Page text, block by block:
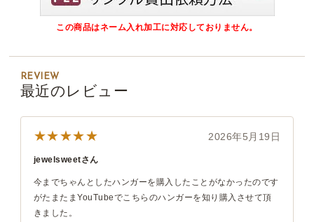
この商品はネーム入れ加工に対応しておりません。
REVIEW
最近のレビュー
★★★★★ 2026年5月19日
jewelsweetさん
今までちゃんとしたハンガーを購入したことがなかったのです
がたまたまYouTubeでこちらのハンガーを知り購入させて頂
きました。